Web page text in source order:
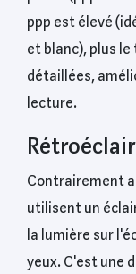
ppp est élevé
et blanc), plus
détaillées,
lecture.
Contrairement
utilisent un
la lumière sur
yeux. C'est une